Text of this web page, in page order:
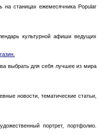
на станицах ежемесячника Popular
культурной афиши ведущих
выбрать для себя лучшее из мира
новости, тематические статьи,
портрет, портфолио.